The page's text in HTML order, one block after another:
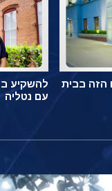
הזה בבית
להשקיע
עם נטליה